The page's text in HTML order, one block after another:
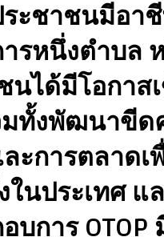
ระชาชนมีอา
รหนึ่งตำบล
ได้มีโอกาส
มทั้งพัฒนาขีด
ะการตลาดเ
นประเทศ แ
บการ